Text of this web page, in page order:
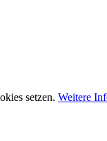
setzen. Weitere